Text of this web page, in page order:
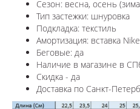
Сезон: весна, осень
Тип застежки: шнуровка
Подкладка: текстиль
Амортизация: вставка
Беговые: да
Наличие в магазине в
Скидка - да
Доставка по Санкт-